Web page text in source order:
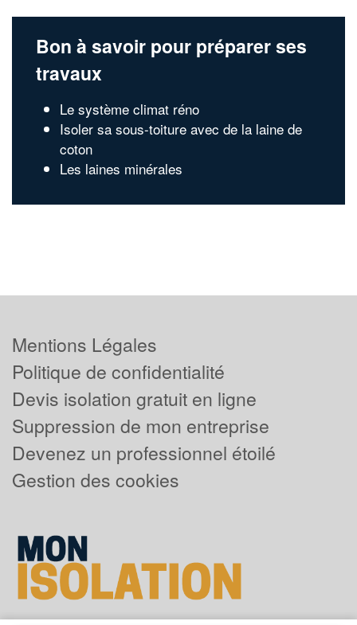
Bon à savoir pour préparer ses
travaux
Le système climat réno
Isoler sa sous-toiture avec de la laine de
coton
Les laines minérales
Mentions Légales
Politique de confidentialité
Devis isolation gratuit en ligne
Suppression de mon entreprise
Devenez un professionnel étoilé
Gestion des cookies